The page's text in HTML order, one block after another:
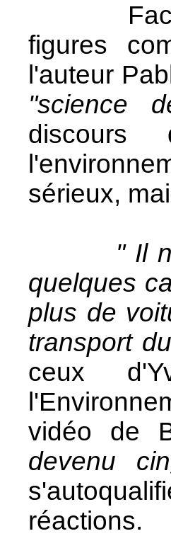
Face à
figures
l'auteur
"science
sérieux,
" Il
quelques
plus de
transport
ceux
vidéo de
devenu
réactions.